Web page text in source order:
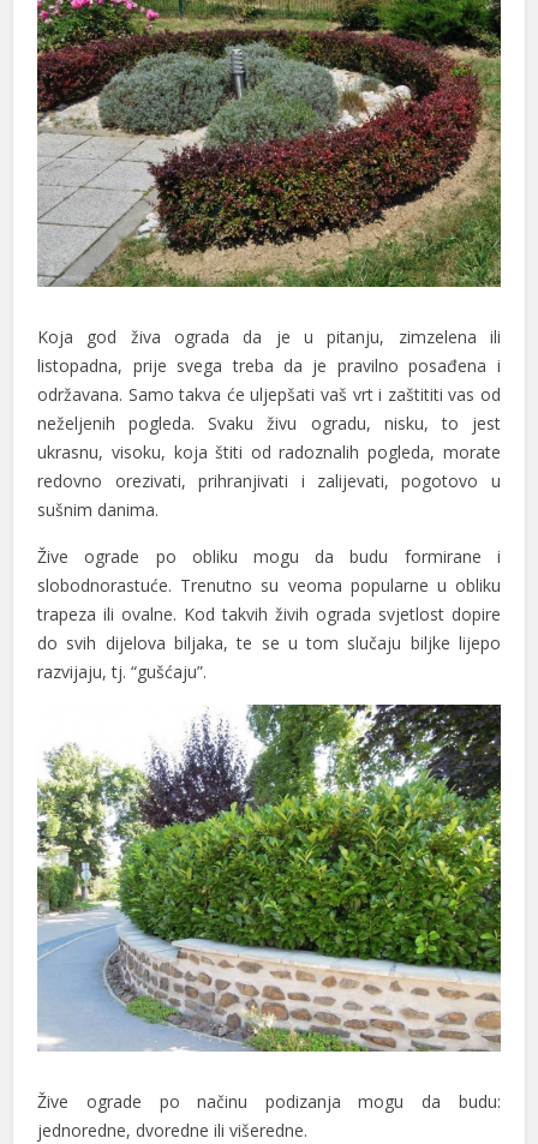
panel
panel
panel
panel
satın al
satın al
panel
panel
panel
panel
panel
panel
panel
panel
panel
panel
panel
panel
Koja god živa ograda da je u pitanju, zimzelena ili
listopadna, prije svega treba da je pravilno posađena i
održavana. Samo takva će uljepšati vaš vrt i zaštititi vas od
neželjenih pogleda. Svaku živu ogradu, nisku, to jest
ukrasnu, visoku, koja štiti od radoznalih pogleda, morate
redovno orezivati, prihranjivati i zalijevati, pogotovo u
sušnim danima.
Žive ograde po obliku mogu da budu formirane i
slobodnorastuće. Trenutno su veoma popularne u obliku
trapeza ili ovalne. Kod takvih živih ograda svjetlost dopire
do svih dijelova biljaka, te se u tom slučaju biljke lijepo
razvijaju, tj. “gušćaju”.
Žive ograde po načinu podizanja mogu da budu:
jednoredne, dvoredne ili višeredne.